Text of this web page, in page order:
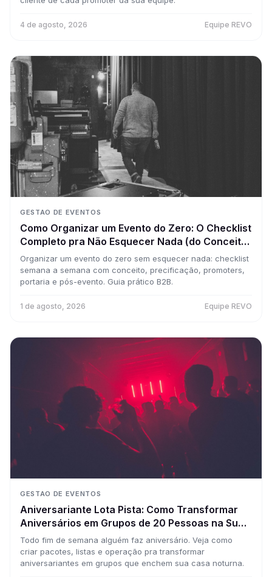
4 de agosto, 2026 Equipe REVO
GESTAO DE EVENTOS
Como Organizar um Evento do Zero: O Checklist
Completo pra Não Esquecer Nada (do Conceito
à Portaria)
Organizar um evento do zero sem esquecer nada: checklist
semana a semana com conceito, precificação, promoters,
portaria e pós-evento. Guia prático B2B.
1 de agosto, 2026 Equipe REVO
GESTAO DE EVENTOS
Aniversariante Lota Pista: Como Transformar
Aniversários em Grupos de 20 Pessoas na Sua
Casa Toda Semana
Todo fim de semana alguém faz aniversário. Veja como
criar pacotes, listas e operação pra transformar
aniversariantes em grupos que enchem sua casa noturna.